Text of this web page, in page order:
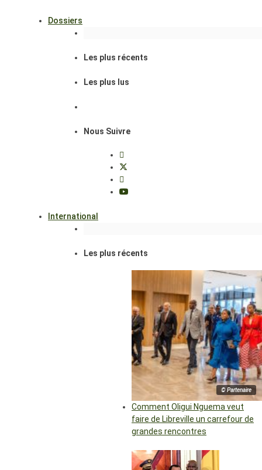
Dossiers
Les plus récents
Les plus lus
Nous Suivre
International
Les plus récents
© Partenaire
Comment Oligui Nguema veut
faire de Libreville un carrefour de
grandes rencontres